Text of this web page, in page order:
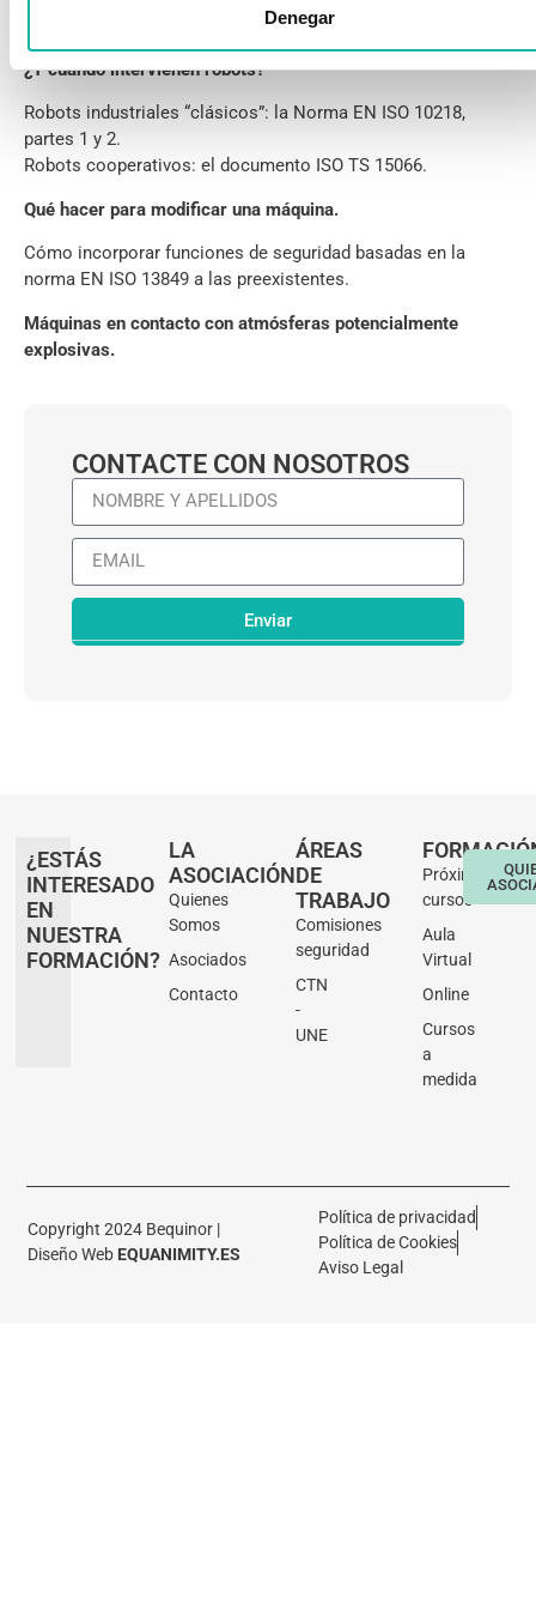
Denegar
¿Y cuándo intervienen robots?
Robots industriales “clásicos”: la Norma EN ISO 10218,
partes 1 y 2.
Robots cooperativos: el documento ISO TS 15066.
Qué hacer para modificar una máquina.
Cómo incorporar funciones de seguridad basadas en la
norma EN ISO 13849 a las preexistentes.
Máquinas en contacto con atmósferas potencialmente
explosivas.
CONTACTE CON NOSOTROS
Enviar
¿ESTÁS
INTERESADO
EN
NUESTRA
FORMACIÓN?
LA
ASOCIACIÓN
Quienes
Somos
Asociados
Contacto
ÁREAS
DE
TRABAJO
Comisiones
seguridad
CTN
-
UNE
Próximos
cursos
Aula
Virtual
Online
Cursos
a
medida
Copyright 2024 Bequinor |
Diseño Web EQUANIMITY.ES
Política de privacidad
Política de Cookies
Aviso Legal